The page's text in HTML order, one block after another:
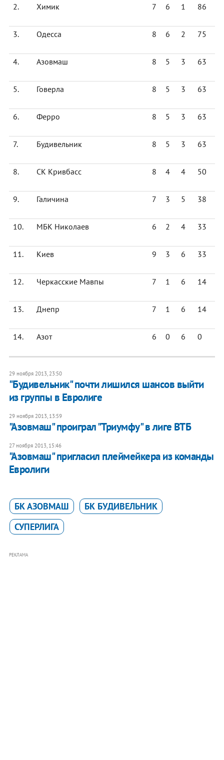
2. Химик 7 6 1 86
3. Одесса 8 6 2 75
4. Азовмаш 8 5 3 63
5. Говерла 8 5 3 63
6. Ферро 8 5 3 63
7. Будивельник 8 5 3 63
8. СК Кривбасс 8 4 4 50
9. Галичина 7 3 5 38
10. МБК Николаев 6 2 4 33
11. Киев 9 3 6 33
12. Черкасские Мавпы 7 1 6 14
13. Днепр 7 1 6 14
14. Азот 6 0 6 0
29 ноября 2013, 23:50
"Будивельник" почти лишился шансов выйти
из группы в Евролиге
29 ноября 2013, 13:59
"Азовмаш" проиграл "Триумфу" в лиге ВТБ
27 ноября 2013, 15:46
"Азовмаш" пригласил плеймейкера из команды
Евролиги
БК АЗОВМАШ
БК БУДИВЕЛЬНИК
СУПЕРЛИГА
РЕКЛАМА